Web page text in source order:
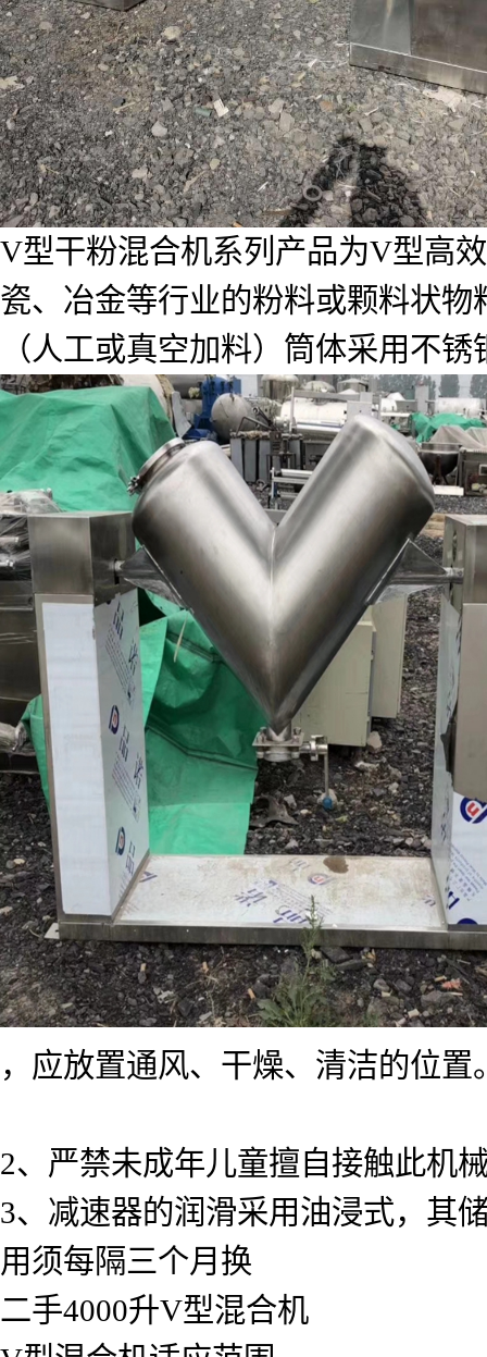
V型干粉混合机系列产品为V型高
瓷、冶金等行业的粉料或颗料状
（人工或真空加料）筒体采用不
，应放置通风、干燥、清洁的位置
2、严禁未成年儿童擅自接触此机
3、减速器的润滑采用油浸式，其
用须每隔三个月换
二手4000升V型混合机